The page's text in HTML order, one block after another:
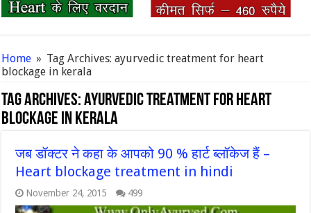
Home » Tag Archives: ayurvedic treatment for heart
blockage in kerala
Tag Archives:ayurvedic treatment for heart
blockage in kerala
जब डॉक्टर ने कहा के आपको 90 % हार्ट ब्लॉकेज हैं –
Heart blockage treatment in hindi
November 24, 2015 499